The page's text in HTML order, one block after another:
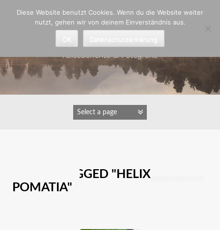
Astrid Padberg
Reiseberichte & Fotografie
IMAGES TAGGED "HELIX
POMATIA"
Diese Website benutzt Cookies. Wenn du die Website weiter
nutzt, gehen wir von deinem Einverständnis aus.